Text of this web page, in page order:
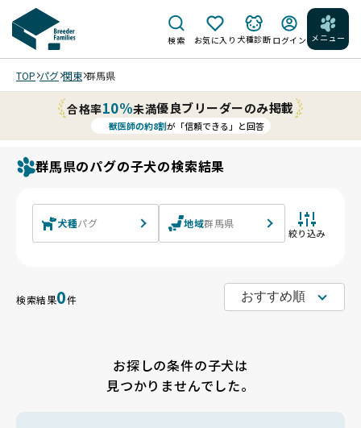
検索 お気に入り 犬種診断 ログイン メニュー
TOP パグ 関東 群馬県
合格率10%未満優良ブリーダーのみ掲載
獣医師の約8割が「信頼できる」と回答
群馬県のパグの子犬の検索結果
犬種パグ 地域群馬県
絞り込み
検索結果0件
お探しの条件の子犬は
見つかりませんでした。